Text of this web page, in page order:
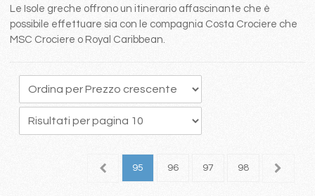
Le Isole greche offrono un itinerario affascinante che è
possibile effettuare sia con le compagnia Costa Crociere che
MSC Crociere o Royal Caribbean.
94 95 96 97 98 99